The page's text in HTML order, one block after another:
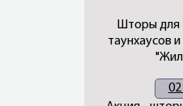
Шторы для
таунхаусов